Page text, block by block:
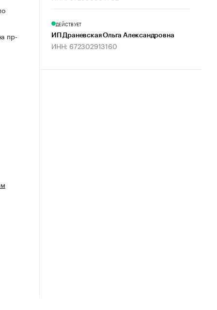
пр-
ДЕЙСТВУЕТ
ИП Драневская Ольга Александровна
ИНН: 672302913160